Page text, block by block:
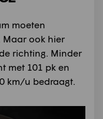
moeten
Maar ook hier
richting. Minder
met 101 pk en
km/u bedraagt.